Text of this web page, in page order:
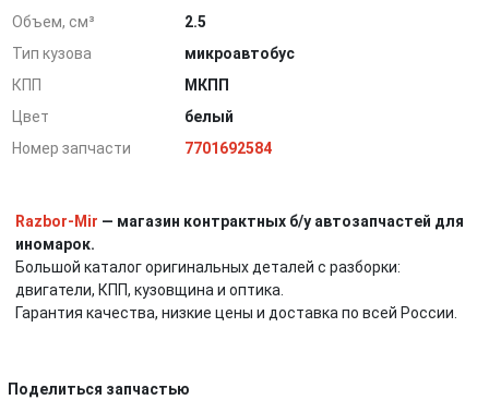
Объем, см³
2.5
Тип кузова
микроавтобус
КПП
МКПП
Цвет
белый
Номер запчасти
7701692584
Razbor-Mir — магазин контрактных б/у автозапчастей для
иномарок.
Большой каталог оригинальных деталей с разборки:
двигатели, КПП, кузовщина и оптика.
Гарантия качества, низкие цены и доставка по всей России.
Поделиться запчастью